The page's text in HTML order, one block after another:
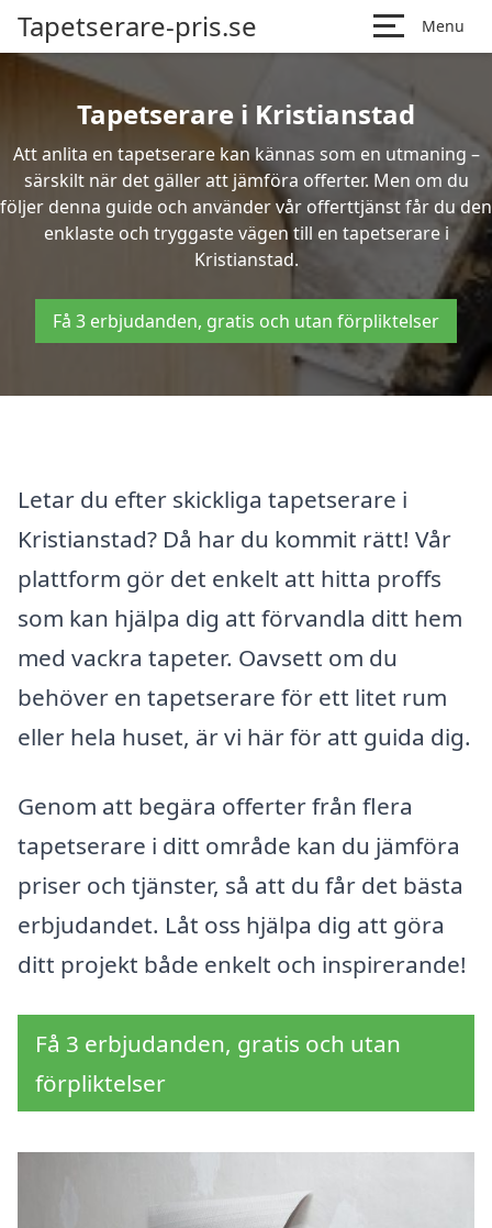
Tapetserare-pris.se Menu
Tapetserare i Kristianstad
Att anlita en tapetserare kan kännas som en utmaning –
särskilt när det gäller att jämföra offerter. Men om du
följer denna guide och använder vår offerttjänst får du den
enklaste och tryggaste vägen till en tapetserare i
Kristianstad.
Få 3 erbjudanden, gratis och utan förpliktelser
Letar du efter skickliga tapetserare i
Kristianstad? Då har du kommit rätt! Vår
plattform gör det enkelt att hitta proffs
som kan hjälpa dig att förvandla ditt hem
med vackra tapeter. Oavsett om du
behöver en tapetserare för ett litet rum
eller hela huset, är vi här för att guida dig.
Genom att begära offerter från flera
tapetserare i ditt område kan du jämföra
priser och tjänster, så att du får det bästa
erbjudandet. Låt oss hjälpa dig att göra
ditt projekt både enkelt och inspirerande!
Få 3 erbjudanden, gratis och utan
förpliktelser